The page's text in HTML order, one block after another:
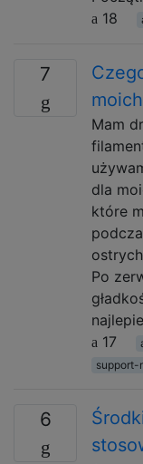
18
7
Mam
dla
które
Po
17
support-
6